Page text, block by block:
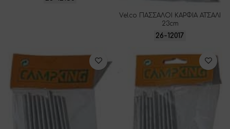
Velco ΠΑΣΣΑΛΟΙ ΚΑΡΦΙΑ ΑΤΣΑΛΙ
23cm
26-12017